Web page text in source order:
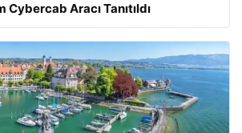
Cybercab Aracı Tanıtıldı